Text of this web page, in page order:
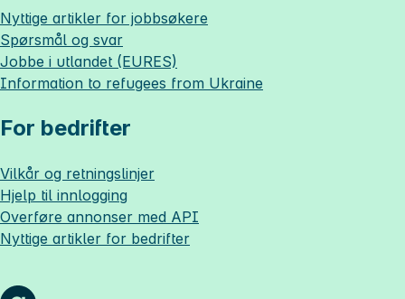
Nyttige artikler for jobbsøkere
Spørsmål og svar
Jobbe i utlandet (EURES)
Information to refugees from Ukraine
For bedrifter
Vilkår og retningslinjer
Hjelp til innlogging
Overføre annonser med API
Nyttige artikler for bedrifter